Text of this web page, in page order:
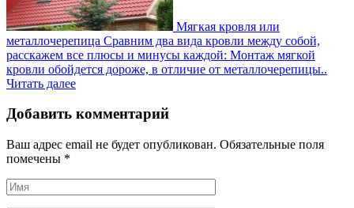
Мягкая кровля или
металлочерепица Сравним два вида кровли между собой,
расскажем все плюсы и минусы каждой: Монтаж мягкой
кровли обойдется дороже, в отличие от металлочерепицы..
Читать далее
Добавить комментарий
Ваш адрес email не будет опубликован. Обязательные поля
помечены *